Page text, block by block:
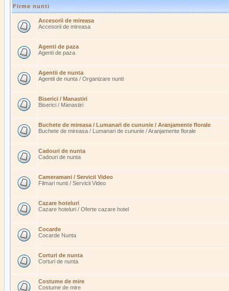
Firme nunti
Accesorii de mireasa
Accesorii de mireasa
Agenti de paza
Agenti de paza
Agentii de nunta
Agentii de nunta / Organizare nunti
Biserici / Manastiri
Biserici / Manastiri
Buchete de mireasa / Lumanari de cununie / Aranjamente florale
Buchete de mireasa / Lumanari de cununie / Aranjamente florale
Cadouri de nunta
Cadouri de nunta
Cameramani / Servicii Video
Filmari nunti / Servicii Video
Cazare hoteluri
Cazare hoteluri / Oferte cazare hotel
Cocarde
Cocarde Nunta
Corturi de nunta
Corturi de nunta
Costume de mire
Costume de mire